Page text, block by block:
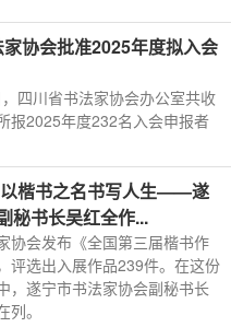
协会批准2025年度拟入会
四川省书法家协会办公室共收
报2025年度232名入会申报者
楷书之名书写人生——遂
秘书长吴红全作...
协会发布《全国第三届楷书作
评选出入展作品239件。在这份
，遂宁市书法家协会副秘书长
。